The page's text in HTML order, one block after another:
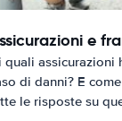
e
quali assicurazioni
di danni? E
le risposte su